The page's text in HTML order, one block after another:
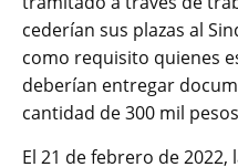
cederían sus plazas al
como requisito quienes
deberían entregar
cantidad de 300 mil
El 21 de febrero de